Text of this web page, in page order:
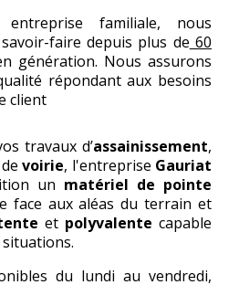
familiale, nous
faire depuis plus de 60
génération. Nous assurons
répondant aux besoins
client
travaux d’assainissement,
voirie, l'entreprise Gauriat
un matériel de pointe
face aux aléas du terrain et
et polyvalente capable
du lundi au vendredi,